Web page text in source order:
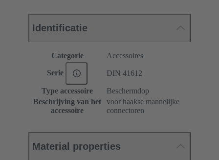
Identificatie
Categorie Accessoires
Serie DIN 41612
Type accessoire
Beschermdop
Beschrijving van het
accessoire
voor haakse mannelijke
connectoren
Material properties